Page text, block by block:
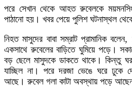
পরে সেখান থেকে আহত রুবেলকে
পাঠানো হয়। খবর পেয়ে পুলিশ ঘটনাস্থল
নিহত মাসুদের বাবা সম্রাট প্রামানিক
একসাথে রুবেলের বাড়িতে ঘুমিয়ে পড়ে।
বড় ছেলে মাসুদকে ডাকতে থাকে। কিন্তু
যাচ্ছিল না। পরে দরজা ভেঙে ঘরে ঢুকে
আছে। রুবেল গলা কাটা অবস্থায় পড়ে